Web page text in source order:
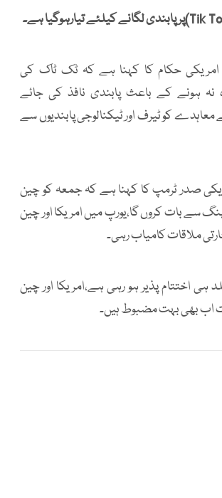
امریکی حکام کا کہنا ہے کہ ٹک ٹاک کی
نہ ہونے کے باعث پابندی نافذ کی جائے
کو ٹیرف اور ٹیکنالوجی پابندیوں سے
صدر ٹرمپ کا کہنا ہے کہ جمعہ کو چین
سے بات کروں گا،یورپ میں امریکا اور چین
ملاقات کامیاب رہی۔
ہی اختتام پذیر ہو رہی ہے،امریکا اور چین
اب بھی بہت مضبوط ہیں۔